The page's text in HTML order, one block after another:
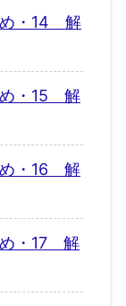
め・14 解
・15 解
・16 解
・17 解